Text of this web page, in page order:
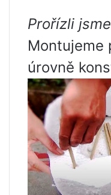
Prořízli
Montujeme
úrovně